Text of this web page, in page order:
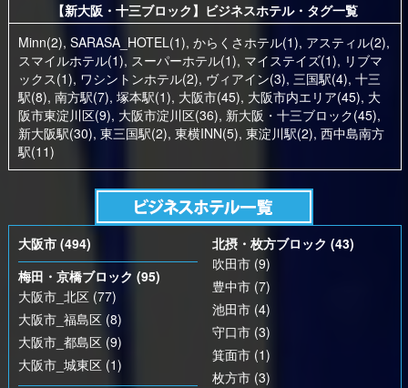
【新大阪・十三ブロック】ビジネスホテル・タグ一覧
Minn(2), SARASA_HOTEL(1), からくさホテル(1), アスティル(2),
スマイルホテル(1), スーパーホテル(1), マイステイズ(1), リブマ
ックス(1), ワシントンホテル(2), ヴィアイン(3), 三国駅(4), 十三
駅(8), 南方駅(7), 塚本駅(1), 大阪市(45), 大阪市内エリア(45), 大
阪市東淀川区(9), 大阪市淀川区(36), 新大阪・十三ブロック(45),
新大阪駅(30), 東三国駅(2), 東横INN(5), 東淀川駅(2), 西中島南方
駅(11)
大阪市 (494)
梅田・京橋ブロック (95)
大阪市_北区 (77)
大阪市_福島区 (8)
大阪市_都島区 (9)
大阪市_城東区 (1)
北摂・枚方ブロック (43)
吹田市 (9)
豊中市 (7)
池田市 (4)
守口市 (3)
箕面市 (1)
枚方市 (3)